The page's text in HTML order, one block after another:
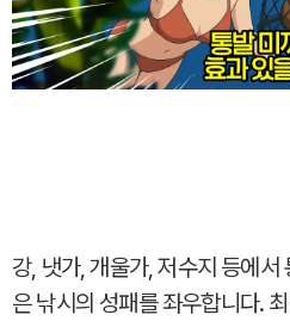
강, 냇가, 개울가, 저수지 등에서
은 낚시의 성패를 좌우합니다.